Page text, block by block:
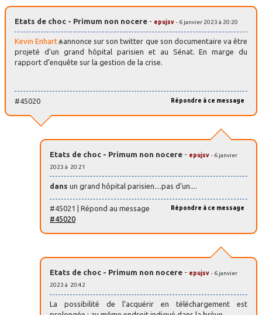
Etats de choc - Primum non nocere - epujsv - 6 janvier 2023 à 20:20
Kevin Enhart
annonce sur son twitter que son documentaire va être
projeté d’un grand hôpital parisien et au Sénat. En marge du
rapport d’enquête sur la gestion de la crise.
Répondre à ce message
#45020
Etats de choc - Primum non nocere - epujsv - 6 janvier
2023 à 20:21
dans un grand hôpital parisien....pas d’un....
Répondre à ce message
#45021 | Répond au message
#45020
Etats de choc - Primum non nocere - epujsv - 6 janvier
2023 à 20:42
La possibilité de l’acquérir en téléchargement est